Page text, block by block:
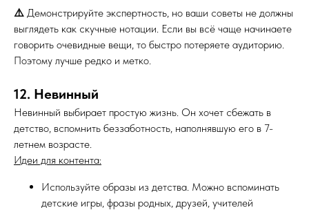
⚠️ Демонстрируйте экспертность, но ваши советы не должны
выглядеть как скучные нотации. Если вы всё чаще начинаете
говорить очевидные вещи, то быстро потеряете аудиторию.
Поэтому лучше редко и метко.
12. Невинный
Невинный выбирает простую жизнь. Он хочет сбежать в
детство, вспомнить беззаботность, наполнявшую его в 7-
летнем возрасте.
Идеи для контента:
Используйте образы из детства. Можно вспоминать
детские игры, фразы родных, друзей, учителей